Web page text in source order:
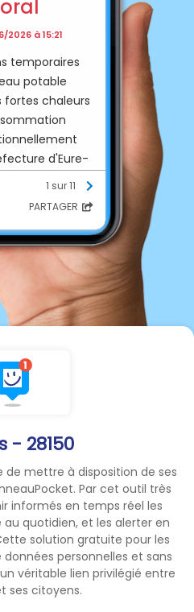
- 28150
mettre à disposition de ses
Par cet outil très
informés en temps réel les
quotidien, et les alerter en
solution gratuite pour les
personnelles et sans
véritable lien privilégié entre
ses citoyens.
à 15:21
temporaires
potable
fortes chaleurs
d'Eure-
de l'eau
concernées :
Prasville,
la-Saint-
en-Beauce et
interdits :
véhicules (hors
;
pelouses,
et terrains de
jardins
8 h à 22 h
façades,
1 sur 11
PARTAGER